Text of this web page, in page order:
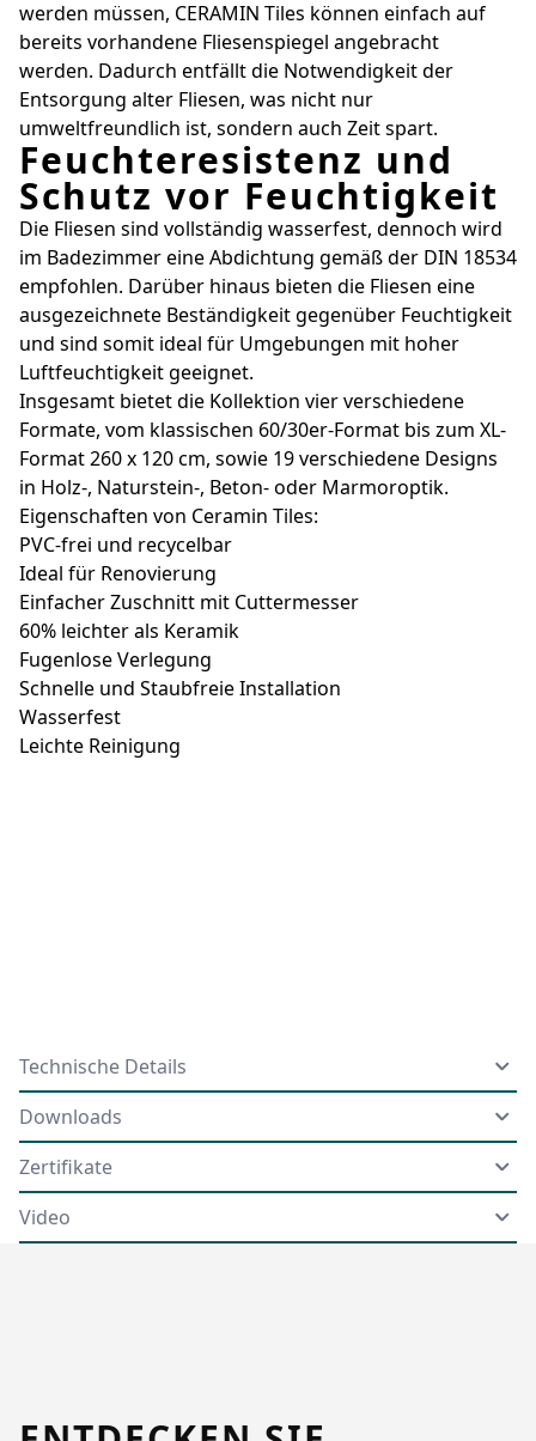
werden müssen, CERAMIN Tiles können einfach auf
bereits vorhandene Fliesenspiegel angebracht
werden. Dadurch entfällt die Notwendigkeit der
Entsorgung alter Fliesen, was nicht nur
umweltfreundlich ist, sondern auch Zeit spart.
Feuchteresistenz und
Schutz vor Feuchtigkeit
Die Fliesen sind vollständig wasserfest, dennoch wird
im Badezimmer eine Abdichtung gemäß der DIN 18534
empfohlen. Darüber hinaus bieten die Fliesen eine
ausgezeichnete Beständigkeit gegenüber Feuchtigkeit
und sind somit ideal für Umgebungen mit hoher
Luftfeuchtigkeit geeignet.
Insgesamt bietet die Kollektion vier verschiedene
Formate, vom klassischen 60/30er-Format bis zum XL-
Format 260 x 120 cm, sowie 19 verschiedene Designs
in Holz-, Naturstein-, Beton- oder Marmoroptik.
Eigenschaften von Ceramin Tiles:
PVC-frei und recycelbar
Ideal für Renovierung
Einfacher Zuschnitt mit Cuttermesser
60% leichter als Keramik
Fugenlose Verlegung
Schnelle und Staubfreie Installation
Wasserfest
Leichte Reinigung
Technische Details
Downloads
Zertifikate
Video